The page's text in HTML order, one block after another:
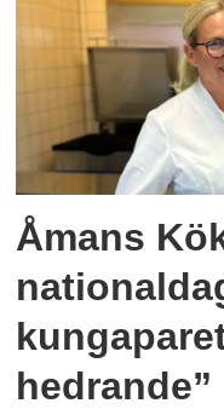
Åmans
hedrande”